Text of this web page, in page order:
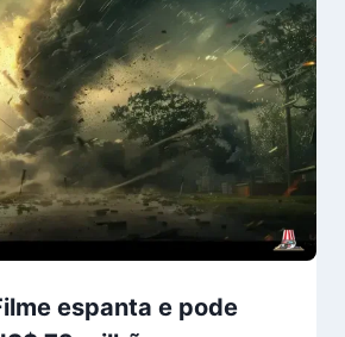
espanta e pode